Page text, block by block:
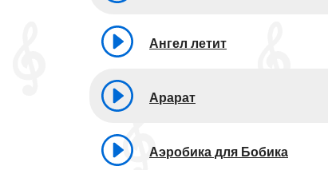
Ангел летит
Арарат
Аэробика для Бобика